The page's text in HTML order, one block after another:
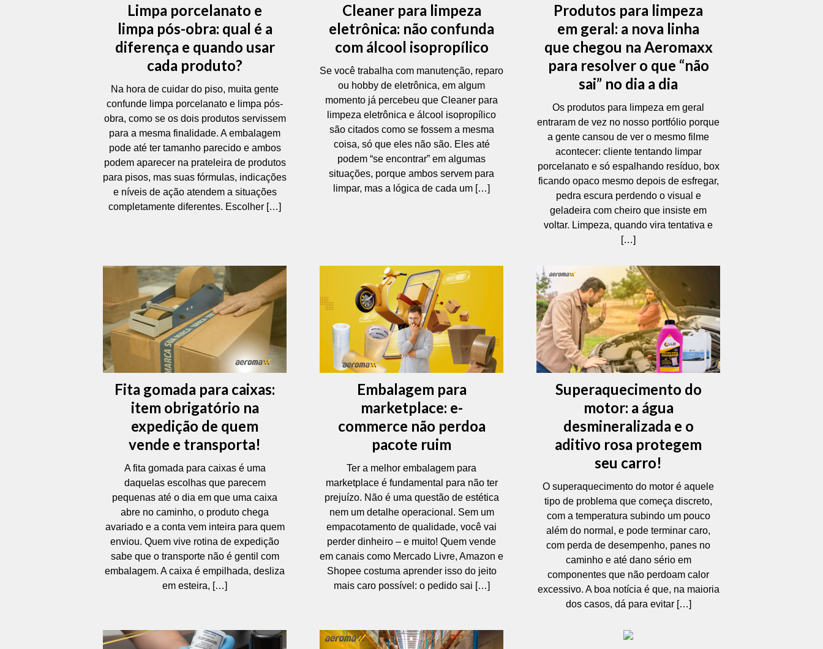
Limpa porcelanato e
limpa pós-obra: qual é a
diferença e quando usar
cada produto?
Na hora de cuidar do piso, muita gente
confunde limpa porcelanato e limpa pós-
obra, como se os dois produtos servissem
para a mesma finalidade. A embalagem
pode até ter tamanho parecido e ambos
podem aparecer na prateleira de produtos
para pisos, mas suas fórmulas, indicações
e níveis de ação atendem a situações
completamente diferentes. Escolher […]
Cleaner para limpeza
eletrônica: não confunda
com álcool isopropílico
Se você trabalha com manutenção, reparo
ou hobby de eletrônica, em algum
momento já percebeu que Cleaner para
limpeza eletrônica e álcool isopropílico
são citados como se fossem a mesma
coisa, só que eles não são. Eles até
podem “se encontrar” em algumas
situações, porque ambos servem para
limpar, mas a lógica de cada um […]
Produtos para limpeza
em geral: a nova linha
que chegou na Aeromaxx
para resolver o que “não
sai” no dia a dia
Os produtos para limpeza em geral
entraram de vez no nosso portfólio porque
a gente cansou de ver o mesmo filme
acontecer: cliente tentando limpar
porcelanato e só espalhando resíduo, box
ficando opaco mesmo depois de esfregar,
pedra escura perdendo o visual e
geladeira com cheiro que insiste em
voltar. Limpeza, quando vira tentativa e
[…]
Fita gomada para caixas:
item obrigatório na
expedição de quem
vende e transporta!
A fita gomada para caixas é uma
daquelas escolhas que parecem
pequenas até o dia em que uma caixa
abre no caminho, o produto chega
avariado e a conta vem inteira para quem
enviou. Quem vive rotina de expedição
sabe que o transporte não é gentil com
embalagem. A caixa é empilhada, desliza
em esteira, […]
Embalagem para
marketplace: e-
commerce não perdoa
pacote ruim
Ter a melhor embalagem para
marketplace é fundamental para não ter
prejuízo. Não é uma questão de estética
nem um detalhe operacional. Sem um
empacotamento de qualidade, você vai
perder dinheiro – e muito! Quem vende
em canais como Mercado Livre, Amazon e
Shopee costuma aprender isso do jeito
mais caro possível: o pedido sai […]
Superaquecimento do
motor: a água
desmineralizada e o
aditivo rosa protegem
seu carro!
O superaquecimento do motor é aquele
tipo de problema que começa discreto,
com a temperatura subindo um pouco
além do normal, e pode terminar caro,
com perda de desempenho, panes no
caminho e até dano sério em
componentes que não perdoam calor
excessivo. A boa notícia é que, na maioria
dos casos, dá para evitar […]